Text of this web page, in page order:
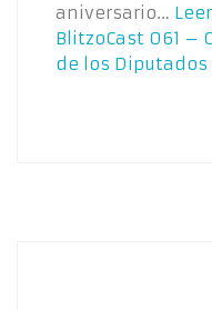
aniversario…
BlitzoCast 061 –
de los Diputados